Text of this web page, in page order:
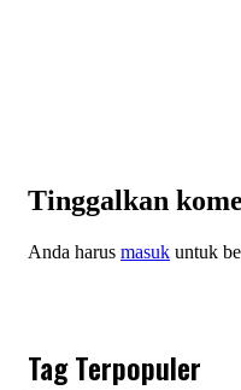
Tinggalkan
Anda harus masuk untuk
Tag Terpopuler